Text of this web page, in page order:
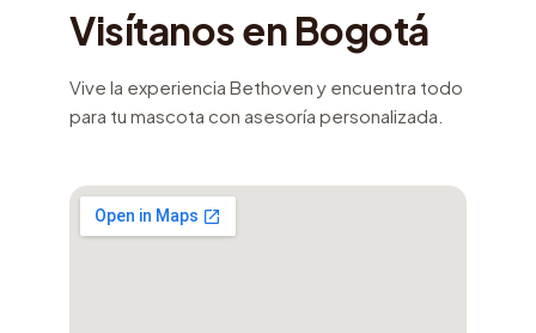
Visítanos en Bogotá
Vive la experiencia Bethoven y encuentra todo
para tu mascota con asesoría personalizada.